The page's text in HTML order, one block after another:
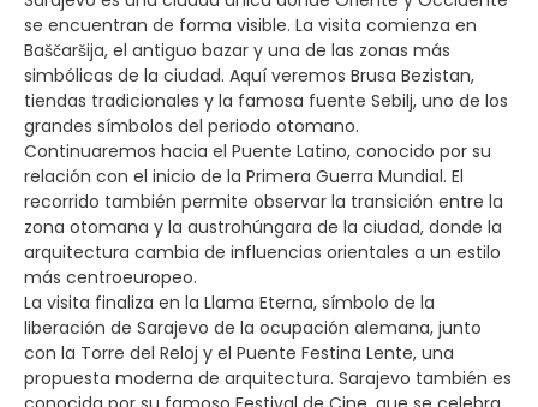
se encuentran de forma visible. La visita comienza en
Baščaršija, el antiguo bazar y una de las zonas más
simbólicas de la ciudad. Aquí veremos Brusa Bezistan,
tiendas tradicionales y la famosa fuente Sebilj, uno de los
grandes símbolos del periodo otomano.
Continuaremos hacia el Puente Latino, conocido por su
relación con el inicio de la Primera Guerra Mundial. El
recorrido también permite observar la transición entre la
zona otomana y la austrohúngara de la ciudad, donde la
arquitectura cambia de influencias orientales a un estilo
más centroeuropeo.
La visita finaliza en la Llama Eterna, símbolo de la
liberación de Sarajevo de la ocupación alemana, junto
con la Torre del Reloj y el Puente Festina Lente, una
propuesta moderna de arquitectura. Sarajevo también es